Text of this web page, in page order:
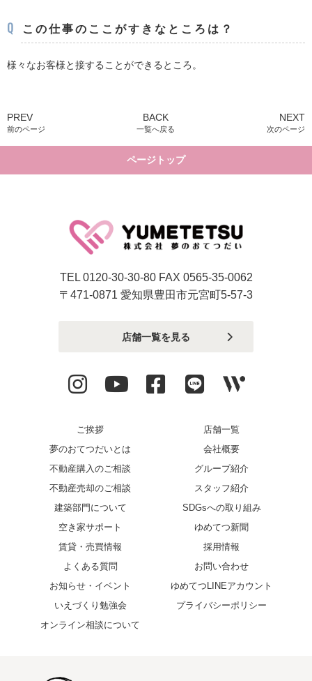
Q この仕事のここがすきなところは？
様々なお客様と接することができるところ。
PREV
前のページ
BACK
一覧へ戻る
NEXT
次のページ
ページトップ
TEL 0120-30-30-80 FAX 0565-35-0062
〒471-0871 愛知県豊田市元宮町5-57-3
店舗一覧を見る
ご挨拶
夢のおてつだいとは
不動産購入のご相談
不動産売却のご相談
建築部門について
空き家サポート
賃貸・売買情報
よくある質問
お知らせ・イベント
いえづくり勉強会
オンライン相談について
店舗一覧
会社概要
グループ紹介
スタッフ紹介
SDGsへの取り組み
ゆめてつ新聞
採用情報
お問い合わせ
ゆめてつLINEアカウント
プライバシーポリシー